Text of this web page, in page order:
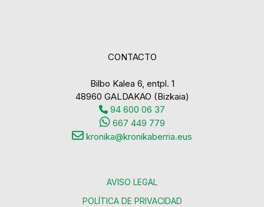
CONTACTO
Bilbo Kalea 6, entpl. 1
48960 GALDAKAO (Bizkaia)
94 600 06 37
667 449 779
kronika@kronikaberria.eus
AVISO LEGAL
POLÍTICA DE PRIVACIDAD